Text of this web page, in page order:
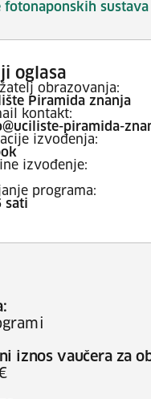
fotonaponskih sustava
oglasa
obrazovanja:
Piramida znanja
kontakt:
piramida-
izvođenja:
izvođenje:
programa:
sati
iznos vaučera za